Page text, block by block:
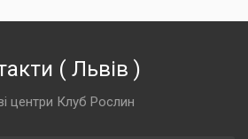
( Львів )
центри Клуб Рослин